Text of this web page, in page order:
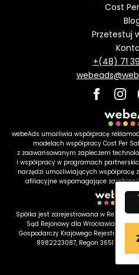
Cost
Przetestuj
+(48) 71
webeAds umożliwia współpracę
modelach współpracy Cost Per
z zaawansowanym zapleczem
i współpracy w programach
narzędzi umożliwiających współpracę
afiliacyjne wspomagające
Spółka jest zarejestrowana w Rejestrze
Sąd Rejonowy dla Wrocławia –
Gospodarczy Krajowego Rejestru
8982223087, Regon 365121198